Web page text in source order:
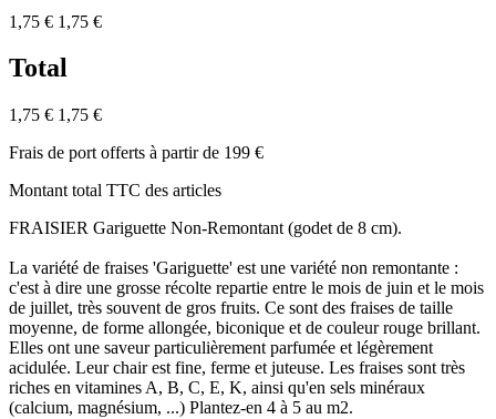
1,75 € 1,75 €
Total
1,75 € 1,75 €
Frais de port offerts à partir de 199 €
Montant total TTC des articles
FRAISIER Gariguette Non-Remontant (godet de 8 cm).
La variété de fraises 'Gariguette' est une variété non remontante :
c'est à dire une grosse récolte repartie entre le mois de juin et le mois
de juillet, très souvent de gros fruits. Ce sont des fraises de taille
moyenne, de forme allongée, biconique et de couleur rouge brillant.
Elles ont une saveur particulièrement parfumée et légèrement
acidulée. Leur chair est fine, ferme et juteuse. Les fraises sont très
riches en vitamines A, B, C, E, K, ainsi qu'en sels minéraux
(calcium, magnésium, ...) Plantez-en 4 à 5 au m2.